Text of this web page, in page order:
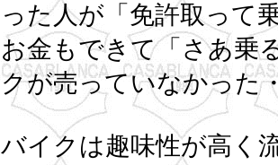
った人が「免許取って
お金もできて「さあ乗
クが売っていなかった
バイクは趣味性が高く